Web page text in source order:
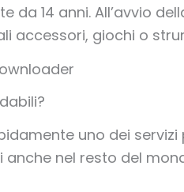
da 14 anni. All’avvio
accessori, giochi o
uno dei
nel resto del